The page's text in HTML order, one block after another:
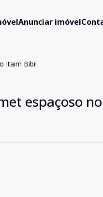
Anunciar imóvel
Itaim Bibi!
espaçoso